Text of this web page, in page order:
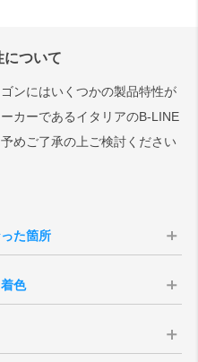
について
ンにはいくつかの製品特性が
カーであるイタリアのB-LINE
めご了承の上ご検討ください
た箇所
すると、
削り取り
色
はなく、